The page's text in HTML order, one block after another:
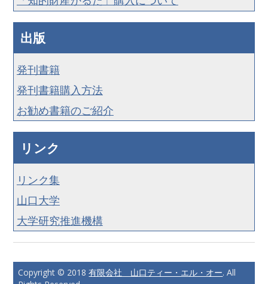
出版
発刊書籍
発刊書籍購入方法
お勧め書籍のご紹介
リンク
リンク集
山口大学
大学研究推進機構
Copyright © 2018有限会社 山口ティー・エル・オー. All